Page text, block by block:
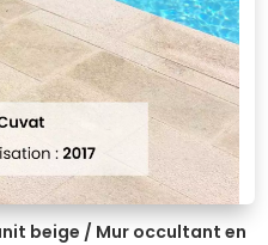
beige / Mur occultant en